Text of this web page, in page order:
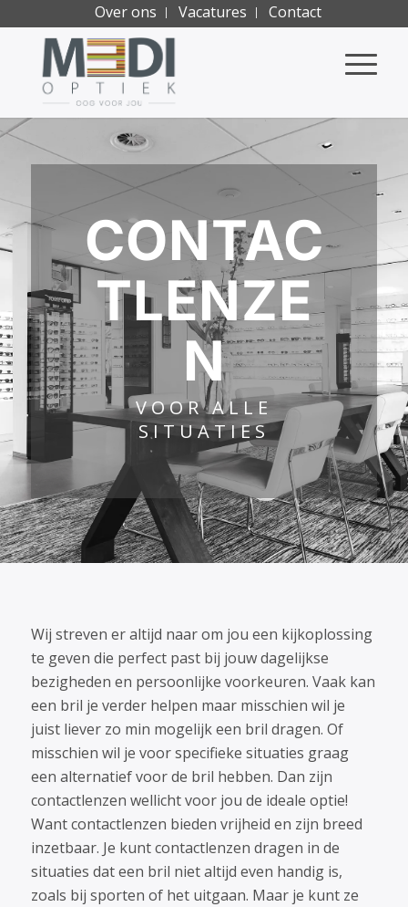
Over ons Vacatures Contact
CONTAC
TLENZE
N
VOOR ALLE
SITUATIES
Wij streven er altijd naar om jou een kijkoplossing
te geven die perfect past bij jouw dagelijkse
bezigheden en persoonlijke voorkeuren. Vaak kan
een bril je verder helpen maar misschien wil je
juist liever zo min mogelijk een bril dragen. Of
misschien wil je voor specifieke situaties graag
een alternatief voor de bril hebben. Dan zijn
contactlenzen wellicht voor jou de ideale optie!
Want contactlenzen bieden vrijheid en zijn breed
inzetbaar. Je kunt contactlenzen dragen in de
situaties dat een bril niet altijd even handig is,
zoals bij sporten of het uitgaan. Maar je kunt ze